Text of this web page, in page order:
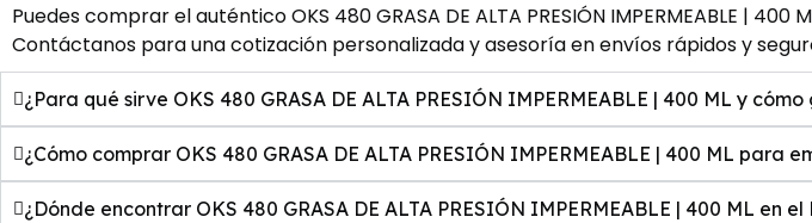
Puedes comprar el auténtico OKS 480 GRASA DE ALTA PRESIÓN IMPERMEABLE |
Contáctanos para una cotización personalizada y asesoría en envíos rápidos y
¿Para qué sirve OKS 480 GRASA DE ALTA PRESIÓN IMPERMEABLE | 400 ML y
¿Cómo comprar OKS 480 GRASA DE ALTA PRESIÓN IMPERMEABLE | 400 ML para
¿Dónde encontrar OKS 480 GRASA DE ALTA PRESIÓN IMPERMEABLE | 400 ML en el